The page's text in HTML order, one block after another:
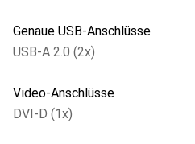
dank kompaktem Design in
Kabelfernbedienung ermöglicht
komfortable Umschalten ohne
Genaue USB-Anschlüsse
USB-A 2.0 (2x)
Video-Anschlüsse
DVI-D (1x)